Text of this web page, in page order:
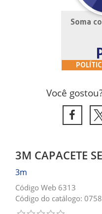
Soma
Você
3M CAPACETE
3m
Código Web 6313
Código do catálogo: